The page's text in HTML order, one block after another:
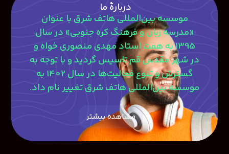
دربارۀ ما
موسسه بین‌المللی هاتف شرق با عنوان
«مدرسه زبان و فرهنگ کره جنوبی» در سال
1395 به همت استاد مهدی منصوری‎ خواه و
در شهر مقدس قم تاسیس گردید و با توجه به
گسترش و تنوع فعالیت‌ها در سال 1402 به
موسسه بین‌المللی هاتف شرق تغییر نام داد.
مشاهده بیشتر